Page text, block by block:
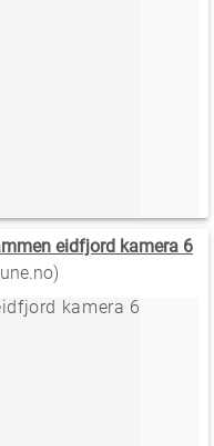
eidfjord kamera 6